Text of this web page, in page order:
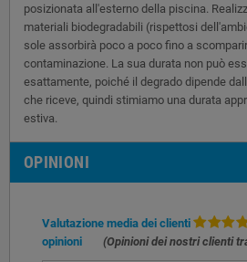
posizionata all'esterno della piscina.
materiali biodegradabili (rispettosi
sole assorbirà poco a poco fino a
contaminazione. La sua durata non può
esattamente, poiché il degrado dipende
che riceve, quindi stimiamo una durata
estiva.
OPINIONI
Valutazione media dei clienti
opinioni
(Opinioni dei nostri clienti